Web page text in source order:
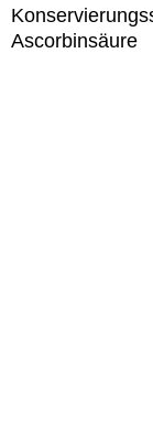
Ascorbinsäure